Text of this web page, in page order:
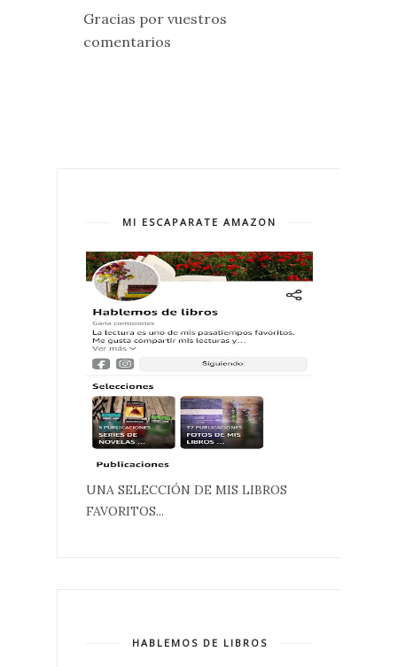
Gracias por vuestros
comentarios
MI ESCAPARATE AMAZON
UNA SELECCIÓN DE MIS LIBROS
FAVORITOS...
HABLEMOS DE LIBROS